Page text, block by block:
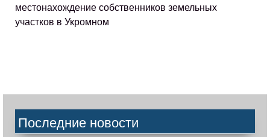
местонахождение собственников земельных
участков в Укромном
Последние новости